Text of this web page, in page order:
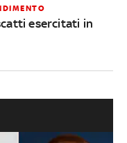
esercitati in